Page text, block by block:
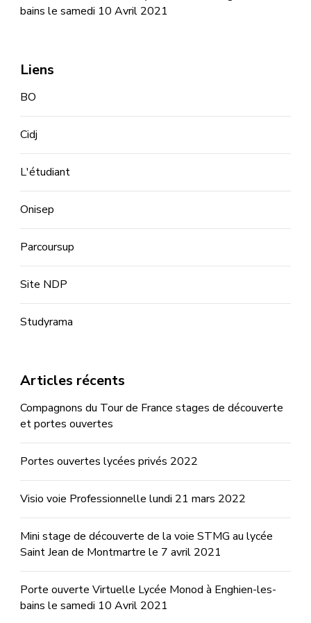
bains le samedi 10 Avril 2021
Liens
BO
Cidj
L'étudiant
Onisep
Parcoursup
Site NDP
Studyrama
Articles récents
Compagnons du Tour de France stages de découverte
et portes ouvertes
Portes ouvertes lycées privés 2022
Visio voie Professionnelle lundi 21 mars 2022
Mini stage de découverte de la voie STMG au lycée
Saint Jean de Montmartre le 7 avril 2021
Porte ouverte Virtuelle Lycée Monod à Enghien-les-
bains le samedi 10 Avril 2021